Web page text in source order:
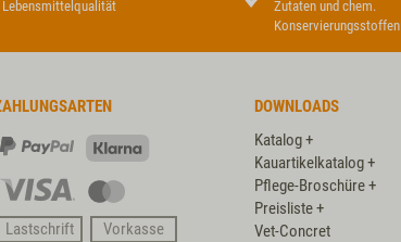
Lebensmittelqualität
Zutaten und chem.
Konservierungsstoffen
PayPal
Visa
Lastschrift
Vorkasse
DOWNLOADS
Katalog +
Kauartikelkatalog +
Pflege-Broschüre +
Preisliste +
Vet-Concret